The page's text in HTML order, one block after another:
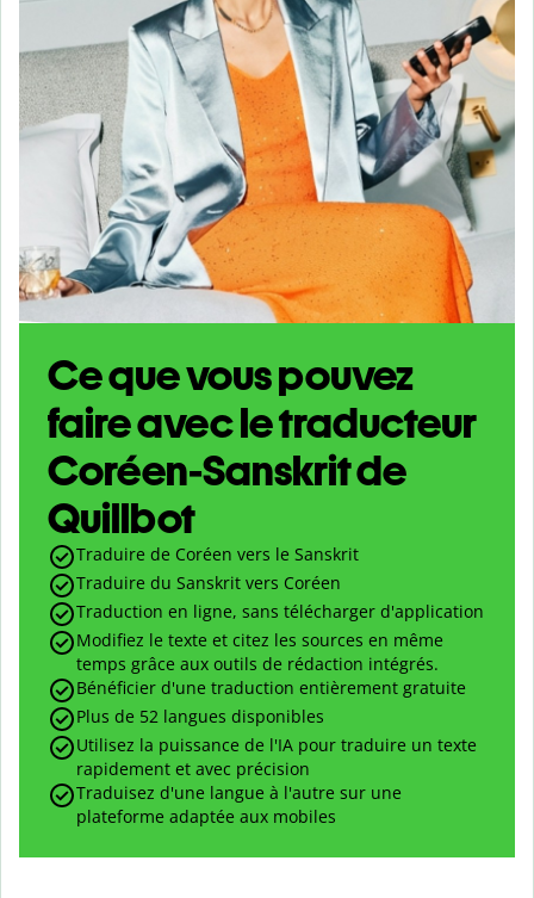
Ce que vous pouvez
faire avec le traducteur
Coréen-Sanskrit de
Quillbot
Traduire de Coréen vers le Sanskrit
Traduire du Sanskrit vers Coréen
Traduction en ligne, sans télécharger d'application
Modifiez le texte et citez les sources en même
temps grâce aux outils de rédaction intégrés.
Bénéficier d'une traduction entièrement gratuite
Plus de 52 langues disponibles
Utilisez la puissance de l'IA pour traduire un texte
rapidement et avec précision
Traduisez d'une langue à l'autre sur une
plateforme adaptée aux mobiles